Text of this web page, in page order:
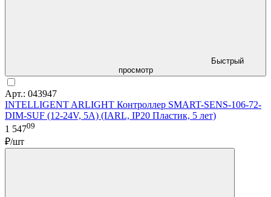
Быстрый
просмотр
Арт.: 043947
INTELLIGENT ARLIGHT Контроллер SMART-SENS-106-72-
DIM-SUF (12-24V, 5A) (IARL, IP20 Пластик, 5 лет)
1 54709
₽/шт